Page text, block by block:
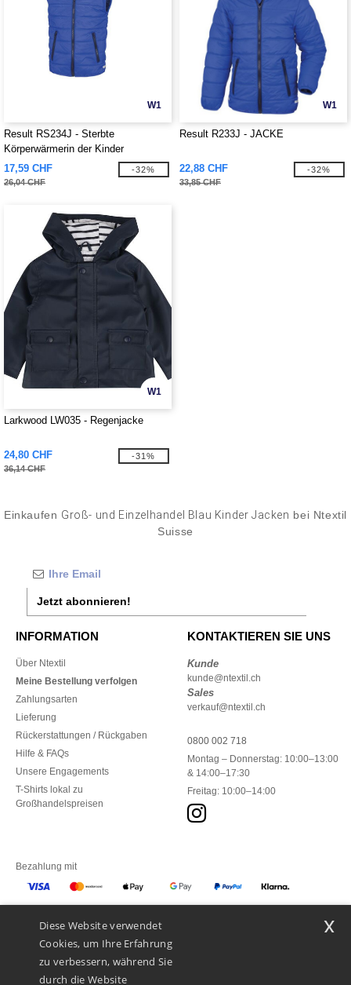
W1
Result RS234J - Sterbte
Körperwärmerin der Kinder
17,59 CHF
26,04 CHF
-32%
W1
Result R233J - JACKE
22,88 CHF
33,85 CHF
-32%
W1
Larkwood LW035 - Regenjacke
24,80 CHF
36,14 CHF
-31%
Einkaufen Groß- und Einzelhandel Blau Kinder Jacken bei Ntextil
Suisse
Jetzt abonnieren!
INFORMATION
Über Ntextil
Meine Bestellung verfolgen
Zahlungsarten
Lieferung
Rückerstattungen / Rückgaben
Hilfe & FAQs
Unsere Engagements
T-Shirts lokal zu
Großhandelspreisen
KONTAKTIEREN SIE UNS
Kunde
kunde@ntextil.ch
Sales
verkauf@ntextil.ch
0800 002 718
Montag – Donnerstag: 10:00–13:00
& 14:00–17:30
Freitag: 10:00–14:00
Bezahlung mit
Unsere Paketzusteller
Diese Website verwendet
Cookies, um Ihre Erfahrung
zu verbessern, während Sie
durch die Website
x